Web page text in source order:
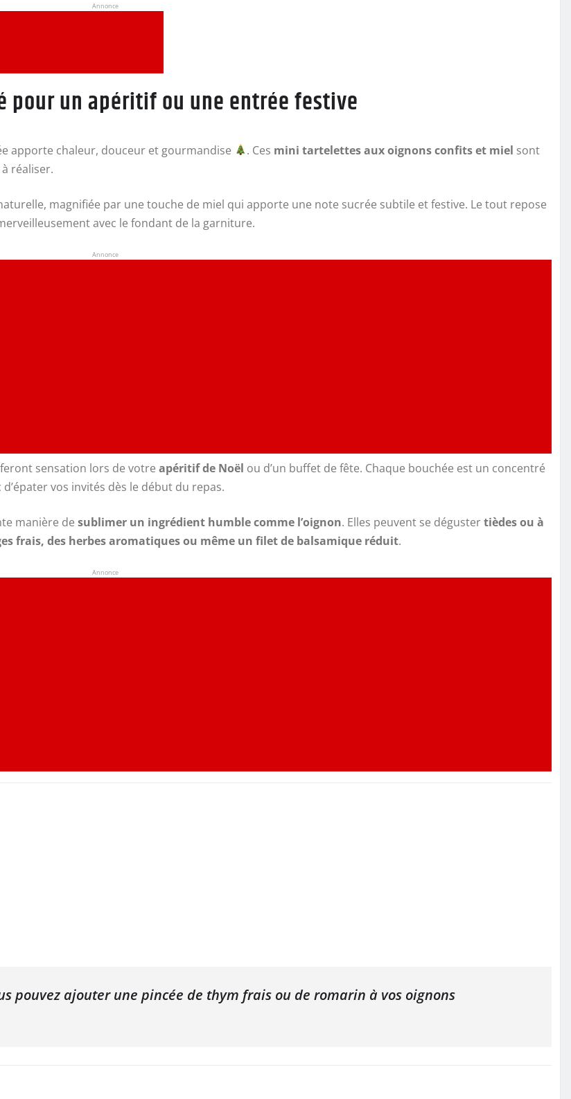
Annonce
pour un apéritif ou une entrée festive
apporte chaleur, douceur et gourmandise . Ces mini tartelettes aux oignons confits et miel sont
réaliser.
magnifiée par une touche de miel qui apporte une note sucrée subtile et festive. Le tout repose
avec le fondant de la garniture.
Annonce
sensation lors de votre apéritif de Noël ou d’un buffet de fête. Chaque bouchée est un concentré
vos invités dès le début du repas.
manière de sublimer un ingrédient humble comme l’oignon. Elles peuvent se dégustertièdes ou à
frais, des herbes aromatiques ou même un filet de balsamique réduit.
Annonce
pouvez ajouter une pincée de thym frais ou de romarin à vos oignons